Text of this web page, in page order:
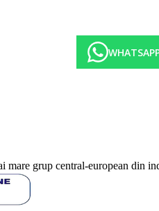
rezervare)
mare grup central-european din